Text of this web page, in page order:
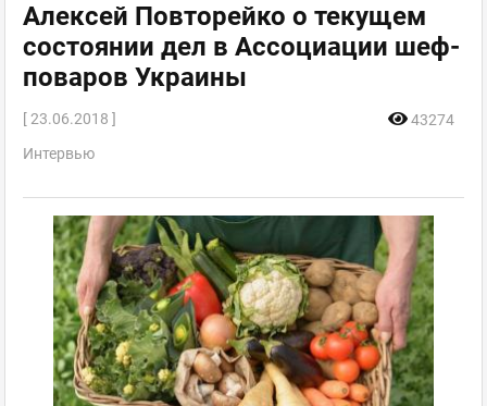
Алексей Повторейко о текущем
состоянии дел в Ассоциации шеф-
поваров Украины
[ 23.06.2018 ]
43274
Интервью